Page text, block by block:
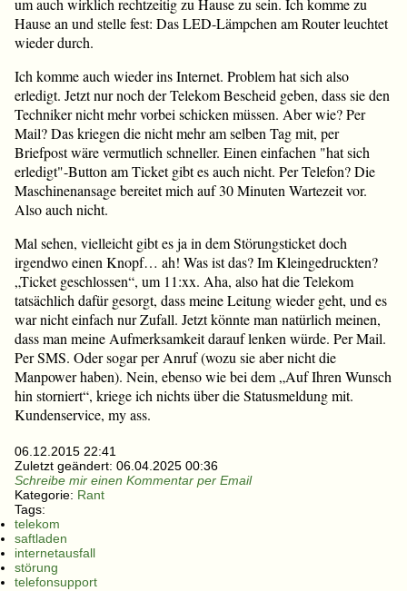
um auch wirklich rechtzeitig zu Hause zu sein. Ich komme zu
Hause an und stelle fest: Das LED-Lämpchen am Router leuchtet
wieder durch.
Ich komme auch wieder ins Internet. Problem hat sich also
erledigt. Jetzt nur noch der Telekom Bescheid geben, dass sie den
Techniker nicht mehr vorbei schicken müssen. Aber wie? Per
Mail? Das kriegen die nicht mehr am selben Tag mit, per
Briefpost wäre vermutlich schneller. Einen einfachen "hat sich
erledigt"-Button am Ticket gibt es auch nicht. Per Telefon? Die
Maschinenansage bereitet mich auf 30 Minuten Wartezeit vor.
Also auch nicht.
Mal sehen, vielleicht gibt es ja in dem Störungsticket doch
irgendwo einen Knopf… ah! Was ist das? Im Kleingedruckten?
„Ticket geschlossen“, um 11:xx. Aha, also hat die Telekom
tatsächlich dafür gesorgt, dass meine Leitung wieder geht, und es
war nicht einfach nur Zufall. Jetzt könnte man natürlich meinen,
dass man meine Aufmerksamkeit darauf lenken würde. Per Mail.
Per SMS. Oder sogar per Anruf (wozu sie aber nicht die
Manpower haben). Nein, ebenso wie bei dem „Auf Ihren Wunsch
hin storniert“, kriege ich nichts über die Statusmeldung mit.
Kundenservice, my ass.
06.12.2015 22:41
Zuletzt geändert: 06.04.2025 00:36
Schreibe mir einen Kommentar per Email
Kategorie: Rant
Tags:
telekom
saftladen
internetausfall
störung
telefonsupport